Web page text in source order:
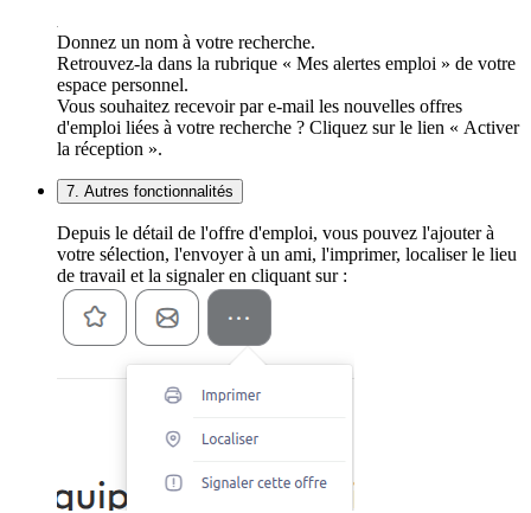
Donnez un nom à votre recherche.
Retrouvez-la dans la rubrique « Mes alertes emploi » de votre
espace personnel.
Vous souhaitez recevoir par e-mail les nouvelles offres
d'emploi liées à votre recherche ? Cliquez sur le lien « Activer
la réception ».
7. Autres fonctionnalités
Depuis le détail de l'offre d'emploi, vous pouvez l'ajouter à
votre sélection, l'envoyer à un ami, l'imprimer, localiser le lieu
de travail et la signaler en cliquant sur :